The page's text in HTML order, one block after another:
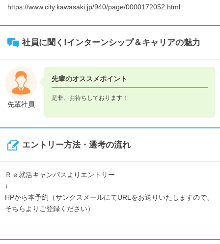
https://www.city.kawasaki.jp/940/page/0000172052.html
社員に聞く!インターンシップ＆キャリアの魅力
先輩社員
先輩のオススメポイント
是非、お待ちしております！
エントリー方法・選考の流れ
Ｒｅ就活キャンパスよりエントリー
↓
HPから本予約（サンクスメールにてURLをお送りいたしますので、
そちらよりご登録ください）